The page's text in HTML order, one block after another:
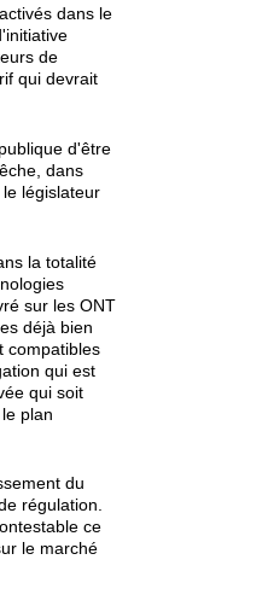
dans le
de
qui devrait
d'être
dans
législateur
la totalité
sur les ONT
déjà bien
compatibles
qui est
qui soit
plan
du
régulation.
ce
le marché